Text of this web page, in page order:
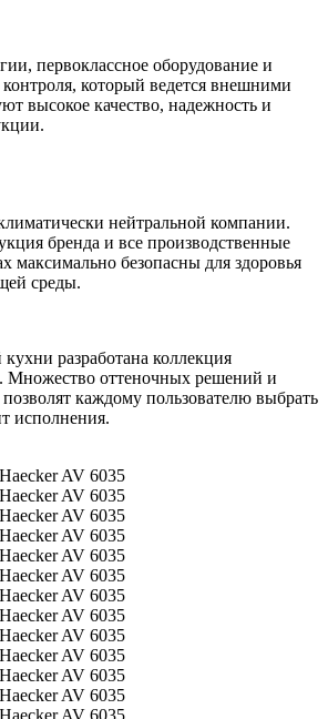
первоклассное оборудование и
который ведется внешними
высокое качество, надежность и
нейтральной компании.
бренда и все производственные
максимально безопасны для здоровья
среды.
разработана коллекция
Множество оттеночных решений и
позволят каждому пользователю выбрать
исполнения.